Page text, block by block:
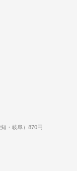
・岐阜）870円